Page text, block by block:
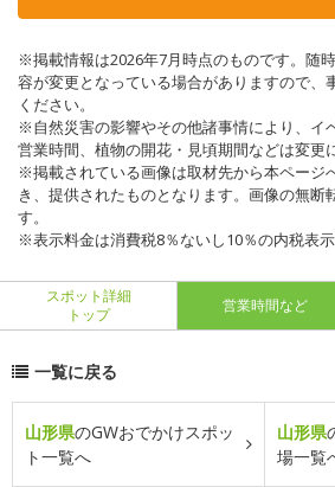
※掲載情報は2026年7月時点のものです。随
容が変更となっている場合がありますので、
ください。
※自然災害の影響やその他諸事情により、イ
営業時間、植物の開花・見頃期間などは変更
※掲載されている画像は取材先から本ページ
き、提供されたものとなります。画像の無断
す。
※表示料金は消費税8％ないし10％の内税表示
スポット詳細
トップ
営業時間など
一覧に戻る
山形県のGWおでかけスポッ
ト一覧へ
山形県
場一覧